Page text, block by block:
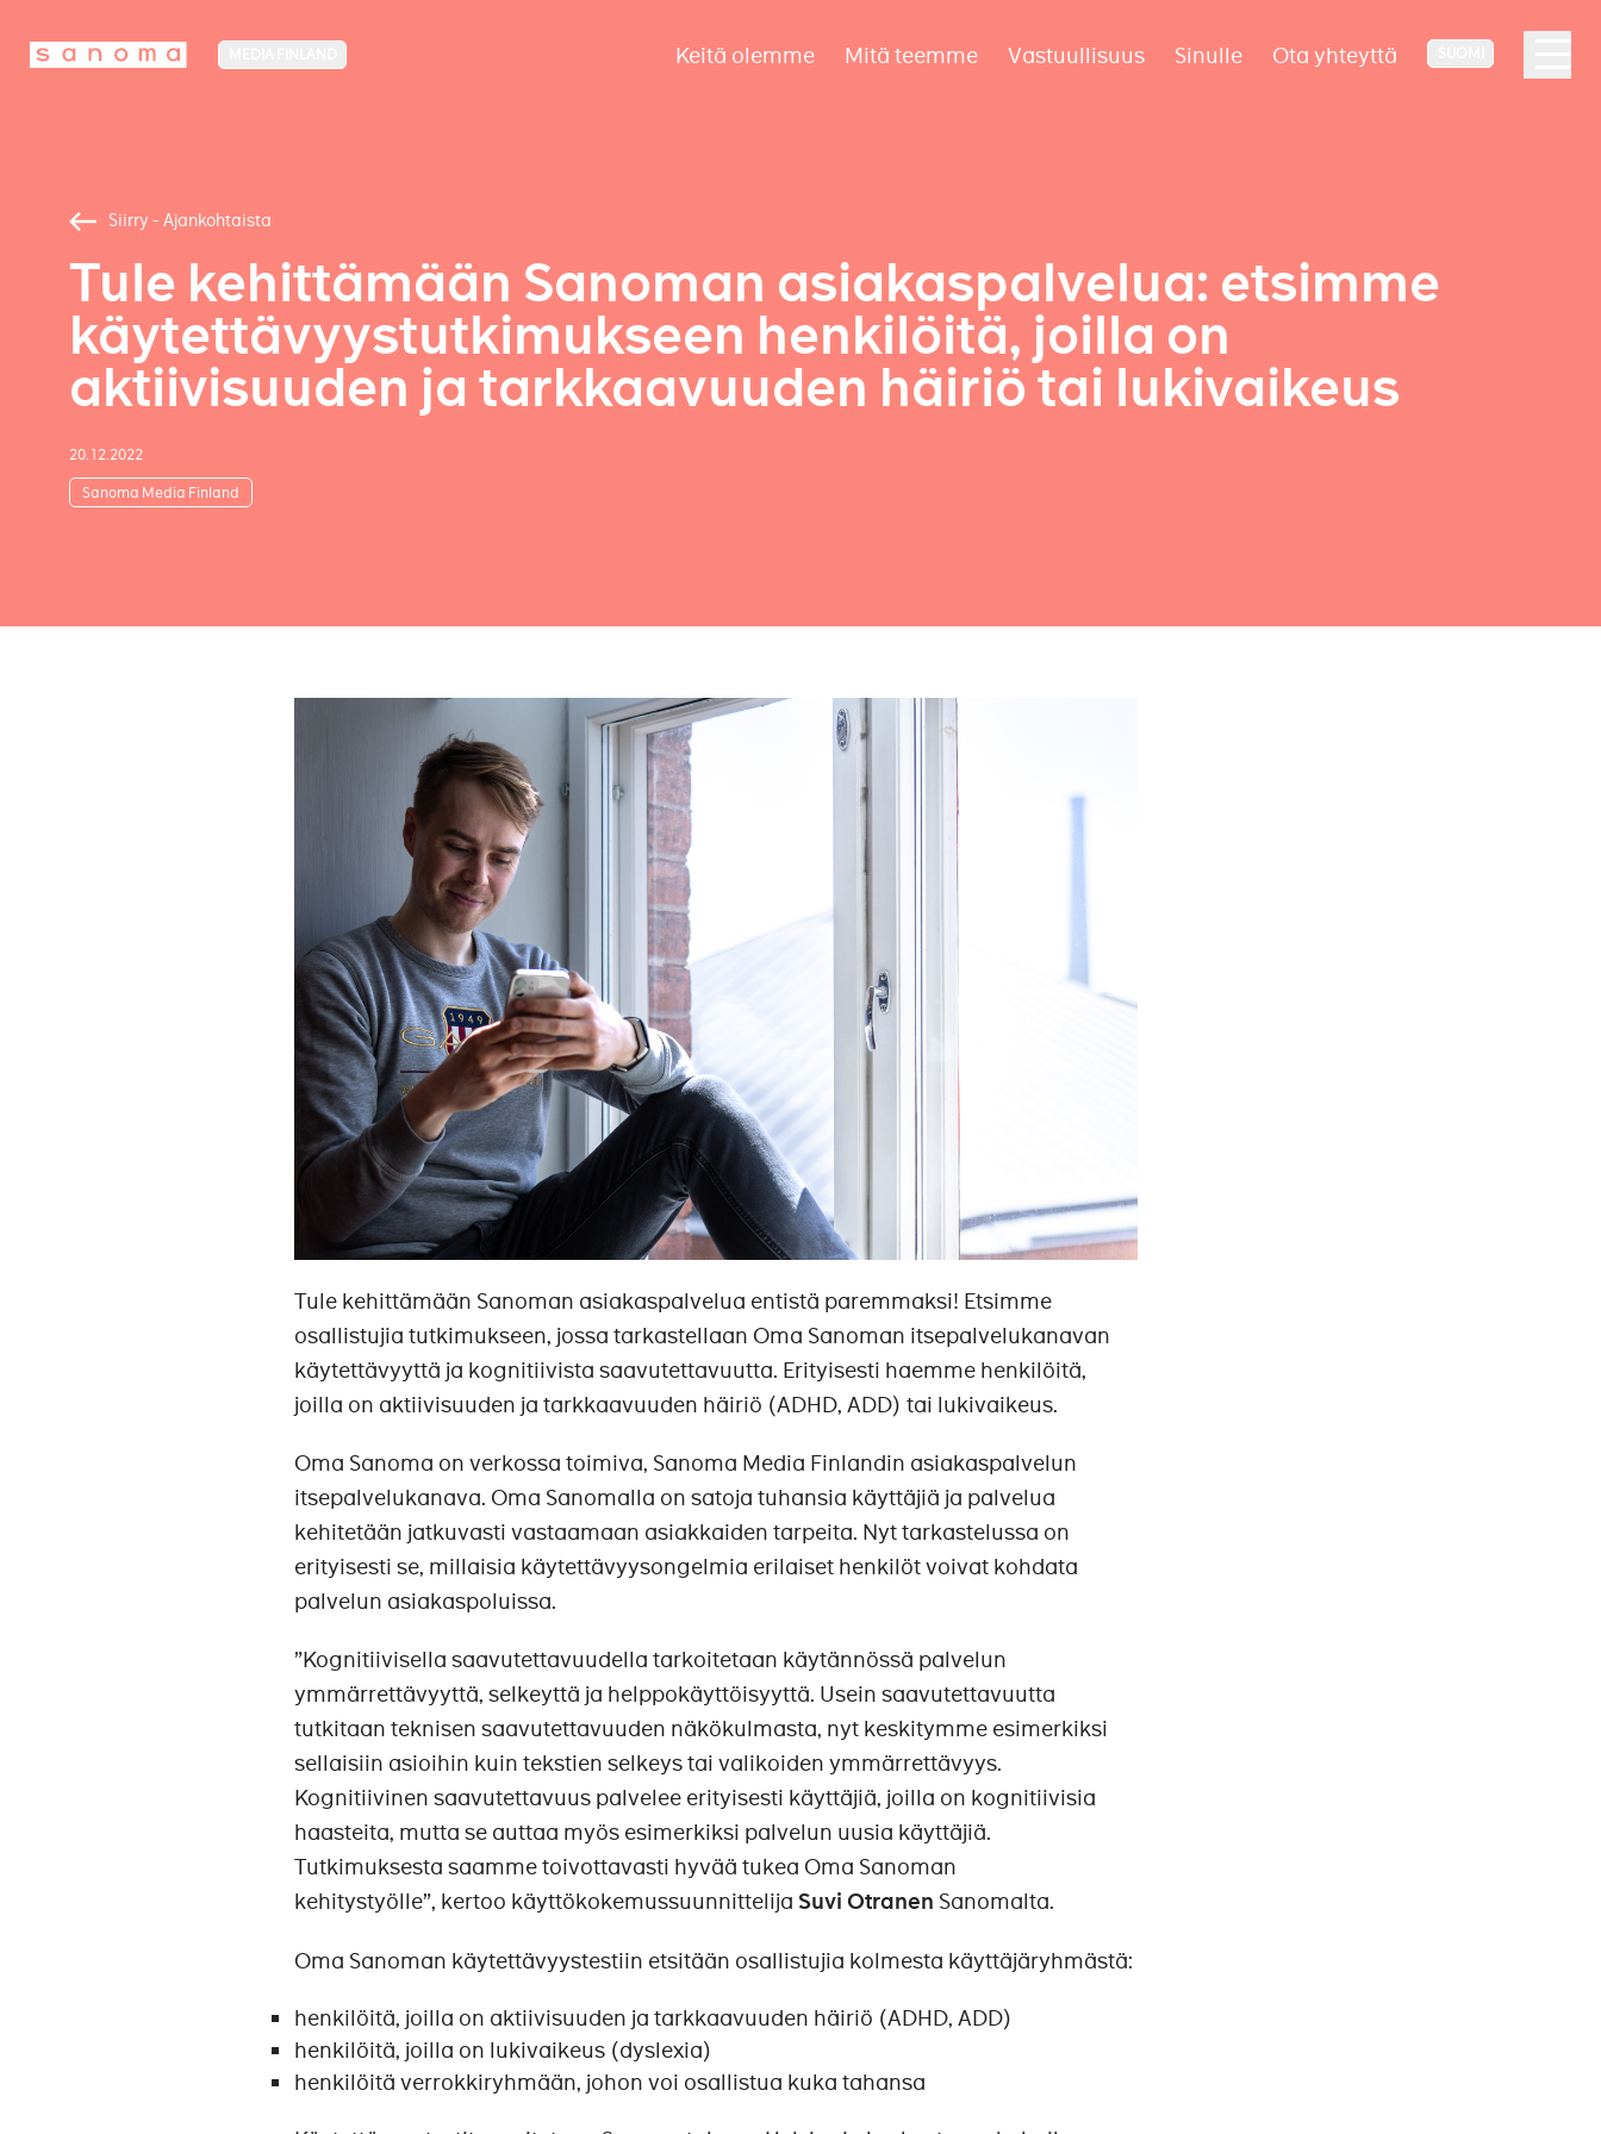
Keitä olemme Mitä teemme Vastuullisuus Sinulle Ota yhteyttä
Siirry - Ajankohtaista
Tule kehittämään Sanoman asiakaspalvelua: etsimme
käytettävyystutkimukseen henkilöitä, joilla on
aktiivisuuden ja tarkkaavuuden häiriö tai lukivaikeus
20.12.2022
Sanoma Media Finland
Tule kehittämään Sanoman asiakaspalvelua entistä paremmaksi! Etsimme
osallistujia tutkimukseen, jossa tarkastellaan Oma Sanoman itsepalvelukanavan
käytettävyyttä ja kognitiivista saavutettavuutta. Erityisesti haemme henkilöitä,
joilla on aktiivisuuden ja tarkkaavuuden häiriö (ADHD, ADD) tai lukivaikeus.
Oma Sanoma on verkossa toimiva, Sanoma Media Finlandin asiakaspalvelun
itsepalvelukanava. Oma Sanomalla on satoja tuhansia käyttäjiä ja palvelua
kehitetään jatkuvasti vastaamaan asiakkaiden tarpeita. Nyt tarkastelussa on
erityisesti se, millaisia käytettävyysongelmia erilaiset henkilöt voivat kohdata
palvelun asiakaspoluissa.
”Kognitiivisella saavutettavuudella tarkoitetaan käytännössä palvelun
ymmärrettävyyttä, selkeyttä ja helppokäyttöisyyttä. Usein saavutettavuutta
tutkitaan teknisen saavutettavuuden näkökulmasta, nyt keskitymme esimerkiksi
sellaisiin asioihin kuin tekstien selkeys tai valikoiden ymmärrettävyys.
Kognitiivinen saavutettavuus palvelee erityisesti käyttäjiä, joilla on kognitiivisia
haasteita, mutta se auttaa myös esimerkiksi palvelun uusia käyttäjiä.
Tutkimuksesta saamme toivottavasti hyvää tukea Oma Sanoman
kehitystyölle”, kertoo käyttökokemussuunnittelija Suvi Otranen Sanomalta.
Oma Sanoman käytettävyystestiin etsitään osallistujia kolmesta käyttäjäryhmästä:
henkilöitä, joilla on aktiivisuuden ja tarkkaavuuden häiriö (ADHD, ADD)
henkilöitä, joilla on lukivaikeus (dyslexia)
henkilöitä verrokkiryhmään, johon voi osallistua kuka tahansa